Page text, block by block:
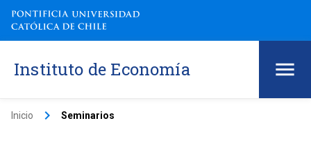
Instituto de Economía
Inicio keyboard_arrow_right Seminarios